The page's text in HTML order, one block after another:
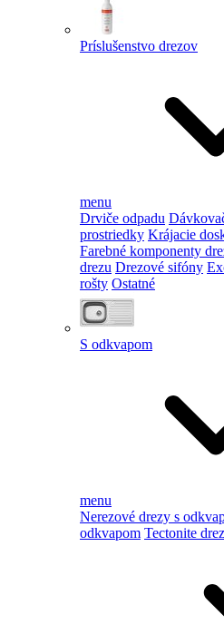
Príslušenstvo drezov
menu
Drviče odpadu
prostriedky Krájacie
Farebné komponenty
drezu Drezové sifóny
rošty Ostatné
S odkvapom
menu
Nerezové drezy s
odkvapom Tectonite